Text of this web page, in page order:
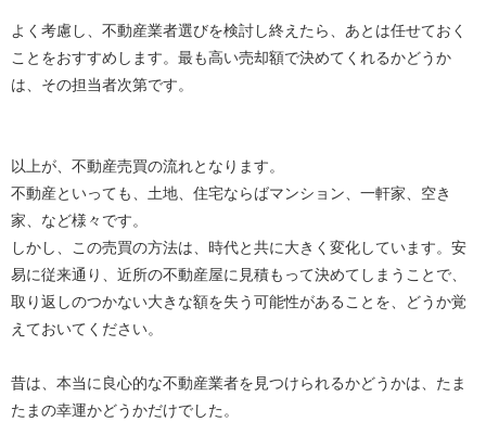
よく考慮し、不動産業者選びを検討し終えたら、あとは任せておく
ことをおすすめします。最も高い売却額で決めてくれるかどうか
は、その担当者次第です。
以上が、不動産売買の流れとなります。
不動産といっても、土地、住宅ならばマンション、一軒家、空き
家、など様々です。
しかし、この売買の方法は、時代と共に大きく変化しています。安
易に従来通り、近所の不動産屋に見積もって決めてしまうことで、
取り返しのつかない大きな額を失う可能性があることを、どうか覚
えておいてください。
昔は、本当に良心的な不動産業者を見つけられるかどうかは、たま
たまの幸運かどうかだけでした。